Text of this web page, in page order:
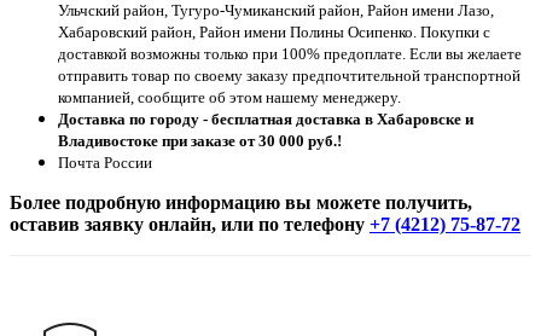
Ульчский район, Тугуро-Чумиканский район, Район имени Лазо,
Хабаровский район, Район имени Полины Осипенко. Покупки с
доставкой возможны только при 100% предоплате. Если вы желаете
отправить товар по своему заказу предпочтительной транспортной
компанией, сообщите об этом нашему менеджеру.
Доставка по городу - бесплатная доставка в Хабаровске и
Владивостоке при заказе от 30 000 руб.!
Почта России
Более подробную информацию вы можете получить,
оставив заявку онлайн, или по телефону +7 (4212) 75-87-72